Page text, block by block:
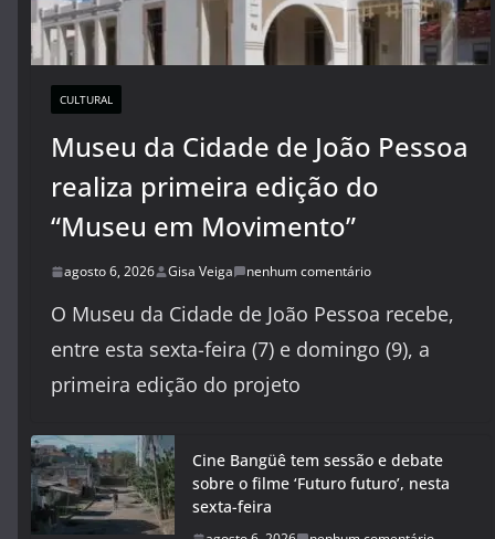
CULTURAL
Museu da Cidade de João Pessoa
realiza primeira edição do
“Museu em Movimento”
agosto 6, 2026 Gisa Veiga nenhum comentário
O Museu da Cidade de João Pessoa recebe,
entre esta sexta-feira (7) e domingo (9), a
primeira edição do projeto
Cine Bangüê tem sessão e debate
sobre o filme ‘Futuro futuro’, nesta
sexta-feira